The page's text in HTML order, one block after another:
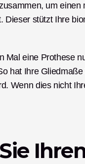
um
Dieser stützt Ihre
Mal eine Prothese
hat Ihre
Wenn dies nicht